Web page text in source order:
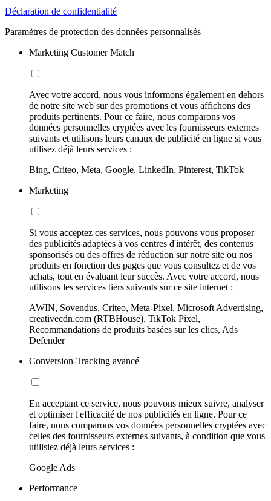
Déclaration de confidentialité
Paramètres de protection des données personnalisés
Marketing Customer Match
Avec votre accord, nous vous informons également en dehors
de notre site web sur des promotions et vous affichons des
produits pertinents. Pour ce faire, nous comparons vos
données personnelles cryptées avec les fournisseurs externes
suivants et utilisons leurs canaux de publicité en ligne si vous
utilisez déjà leurs services :
Bing, Criteo, Meta, Google, LinkedIn, Pinterest, TikTok
Marketing
Si vous acceptez ces services, nous pouvons vous proposer
des publicités adaptées à vos centres d'intérêt, des contenus
sponsorisés ou des offres de réduction sur notre site ou nos
produits en fonction des pages que vous consultez et de vos
achats, tout en évaluant leur succès. Avec votre accord, nous
utilisons les services tiers suivants sur ce site internet :
AWIN, Sovendus, Criteo, Meta-Pixel, Microsoft Advertising,
creativecdn.com (RTBHouse), TikTok Pixel,
Recommandations de produits basées sur les clics, Ads
Defender
Conversion-Tracking avancé
En acceptant ce service, nous pouvons mieux suivre, analyser
et optimiser l'efficacité de nos publicités en ligne. Pour ce
faire, nous comparons vos données personnelles cryptées avec
celles des fournisseurs externes suivants, à condition que vous
utilisiez déjà leurs services :
Google Ads
Performance